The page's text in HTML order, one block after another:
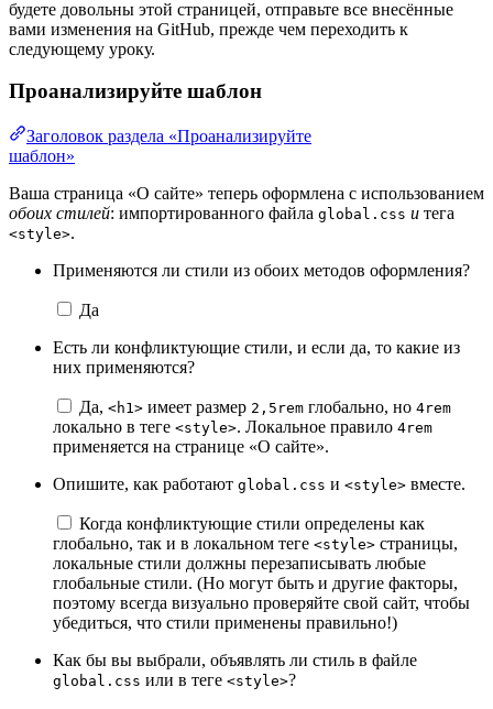
будете довольны этой страницей, отправьте все внесённые
вами изменения на GitHub, прежде чем переходить к
следующему уроку.
Проанализируйте шаблон
Заголовок раздела «Проанализируйте
шаблон»
Ваша страница «О сайте» теперь оформлена с использованием
обоих стилей: импортированного файла global.css и тега
<style>.
Применяются ли стили из обоих методов оформления?
Да
Есть ли конфликтующие стили, и если да, то какие из
них применяются?
Да, <h1> имеет размер 2,5rem глобально, но 4rem
локально в теге <style>. Локальное правило 4rem
применяется на странице «О сайте».
Опишите, как работают global.css и <style> вместе.
Когда конфликтующие стили определены как
глобально, так и в локальном теге <style> страницы,
локальные стили должны перезаписывать любые
глобальные стили. (Но могут быть и другие факторы,
поэтому всегда визуально проверяйте свой сайт, чтобы
убедиться, что стили применены правильно!)
Как бы вы выбрали, объявлять ли стиль в файле
global.css или в теге <style>?